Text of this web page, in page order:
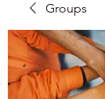
Groups